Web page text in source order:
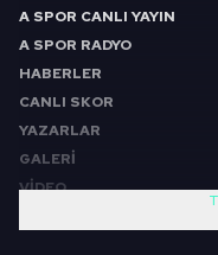
A SPOR CANLI YAYIN
A SPOR RADYO
HABERLER
CANLI SKOR
YAZARLAR
GALERİ
VİDEO